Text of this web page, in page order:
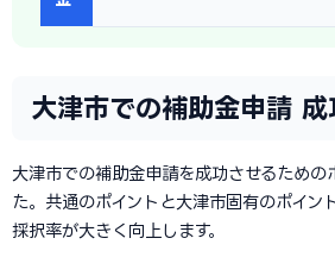
大津市での補助金申請 成
大津市での補助金申請を成功させるための
た。共通のポイントと大津市固有のポイン
採択率が大きく向上します。